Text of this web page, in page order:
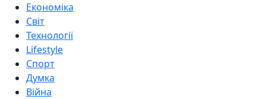
Економіка
Світ
Технології
Lifestyle
Спорт
Думка
Війна